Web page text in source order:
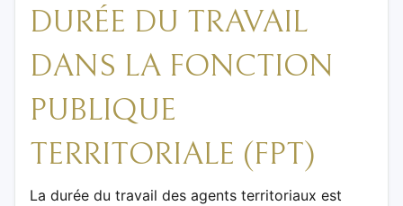
DURÉE DU TRAVAIL
DANS LA FONCTION
PUBLIQUE
TERRITORIALE (FPT)
La durée du travail des agents territoriaux est